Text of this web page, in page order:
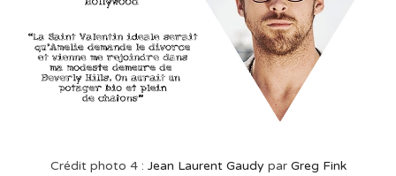
Crédit photo 4 : Jean Laurent Gaudy par Greg Fink